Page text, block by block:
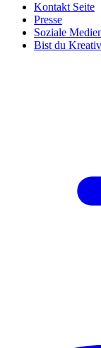
Kontakt Seite
Presse
Soziale
Bist du